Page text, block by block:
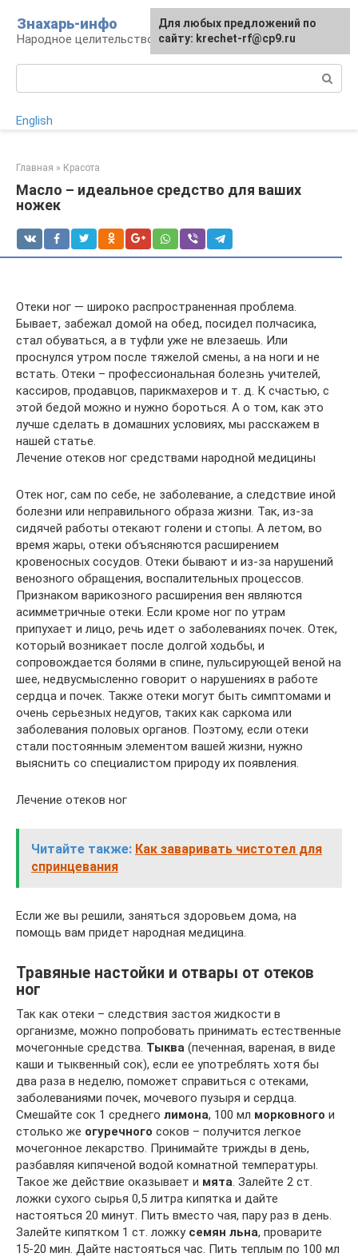
контенту
Знахарь-инфо
Народное целительство: рецепты и методы
English
Главная » Красота
Масло – идеальное средство для ваших
ножек
Отеки ног — широко распространенная проблема.
Бывает, забежал домой на обед, посидел полчасика,
стал обуваться, а в туфли уже не влезаешь. Или
проснулся утром после тяжелой смены, а на ноги и не
встать. Отеки – профессиональная болезнь учителей,
кассиров, продавцов, парикмахеров и т. д. К счастью, с
этой бедой можно и нужно бороться. А о том, как это
лучше сделать в домашних условиях, мы расскажем в
нашей статье.
Лечение отеков ног средствами народной медицины
Отек ног, сам по себе, не заболевание, а следствие иной
болезни или неправильного образа жизни. Так, из-за
сидячей работы отекают голени и стопы. А летом, во
время жары, отеки объясняются расширением
кровеносных сосудов. Отеки бывают и из-за нарушений
венозного обращения, воспалительных процессов.
Признаком варикозного расширения вен являются
асимметричные отеки. Если кроме ног по утрам
припухает и лицо, речь идет о заболеваниях почек. Отек,
который возникает после долгой ходьбы, и
сопровождается болями в спине, пульсирующей веной на
шее, недвусмысленно говорит о нарушениях в работе
сердца и почек. Также отеки могут быть симптомами и
очень серьезных недугов, таких как саркома или
заболевания половых органов. Поэтому, если отеки
стали постоянным элементом вашей жизни, нужно
выяснить со специалистом природу их появления.
Лечение отеков ног
Читайте также: Как заваривать чистотел для
спринцевания
Если же вы решили, заняться здоровьем дома, на
помощь вам придет народная медицина.
Травяные настойки и отвары от отеков
ног
Так как отеки – следствия застоя жидкости в
организме, можно попробовать принимать естественные
мочегонные средства. Тыква (печенная, вареная, в виде
каши и тыквенный сок), если ее употреблять хотя бы
два раза в неделю, поможет справиться с отеками,
заболеваниями почек, мочевого пузыря и сердца.
Смешайте сок 1 среднего лимона, 100 мл морковного и
столько же огуречного соков – получится легкое
мочегонное лекарство. Принимайте трижды в день,
разбавляя кипяченой водой комнатной температуры.
Такое же действие оказывает и мята. Залейте 2 ст.
ложки сухого сырья 0,5 литра кипятка и дайте
настояться 20 минут. Пить вместо чая, пару раз в день.
Залейте кипятком 1 ст. ложку семян льна, проварите
15-20 мин. Дайте настояться час. Пить теплым по 100 мл
Для любых предложений по
сайту: krechet-rf@cp9.ru